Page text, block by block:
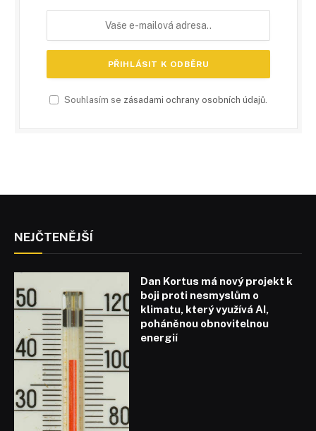
Souhlasím se zásadami ochrany osobních údajů.
NEJČTENĚJŠÍ
Dan Kortus má nový projekt k
boji proti nesmyslům o
klimatu, který využívá AI,
poháněnou obnovitelnou
energií